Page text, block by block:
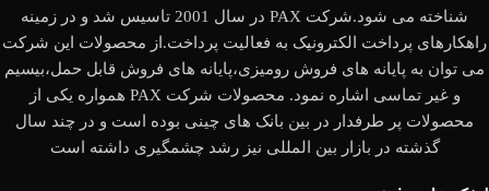
شناخته می شود.شرکت PAX در سال 2001 تاسیس شد و در زمینه
راهکارهای پرداخت الکترونیک به فعالیت پرداخت.از محصولات این شرکت
می توان به پایانه های فروش رومیزی،پایانه های فروش قابل حمل،بیسیم
و غیر تماسی اشاره نمود. محصولات شرکت PAX همواره یکی از
محصولات پر طرفدار در بین بانک های چینی بوده است و در چند سال
گذشته در بازار بین المللی نیز رشد چشمگیری داشته است